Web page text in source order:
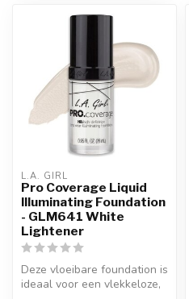
L.A. GIRL
Pro Coverage Liquid
Illuminating Foundation
- GLM641 White
Lightener
Deze vloeibare foundation is
ideaal voor een vlekkeloze,